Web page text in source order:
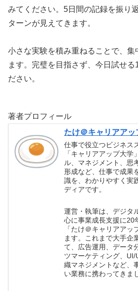
みてください。5日間の記録を振り
ターンが見えてきます。
小さな実験を積み重ねることで、
ます。完璧を目指さず、今日試せる
ださい。
著者プロフィール
たけ＠キャリアアッ
仕事で役立つビジネス
「キャリアアップ大学
ル、マネジメント、思
形成など、仕事で成果
識を、わかりやすく実
ディアです。
運営・執筆は、デジタ
心に事業成長支援に20
「たけ＠キャリアア
ます。これまで大手企
て、広告運用、データ
ツマーケティング、UI/
織マネジメントなど、
い業務に携わってきま